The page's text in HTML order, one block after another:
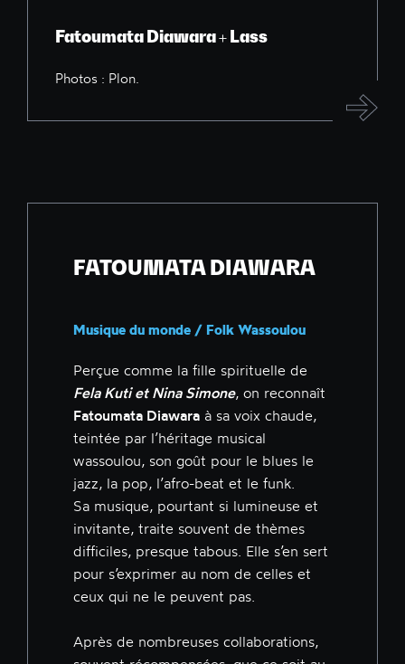
Fatoumata Diawara + Lass
Photos : Plon.
FATOUMATA DIAWARA
Musique du monde / Folk Wassoulou
Perçue comme la fille spirituelle de
Fela Kuti et Nina Simone, on reconnaît
Fatoumata Diawara à sa voix chaude,
teintée par l’héritage musical
wassoulou, son goût pour le blues le
jazz, la pop, l’afro-beat et le funk.
Sa musique, pourtant si lumineuse et
invitante, traite souvent de thèmes
difficiles, presque tabous. Elle s’en sert
pour s’exprimer au nom de celles et
ceux qui ne le peuvent pas.
Après de nombreuses collaborations,